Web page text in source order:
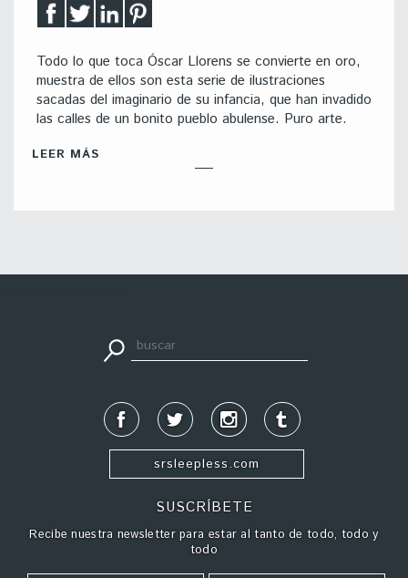
Todo lo que toca Óscar Llorens se convierte en oro,
muestra de ellos son esta serie de ilustraciones
sacadas del imaginario de su infancia, que han invadido
las calles de un bonito pueblo abulense. Puro arte.
LEER MÁS
srsleepless.com
SUSCRÍBETE
Recibe nuestra newsletter para estar al tanto de todo, todo y
todo